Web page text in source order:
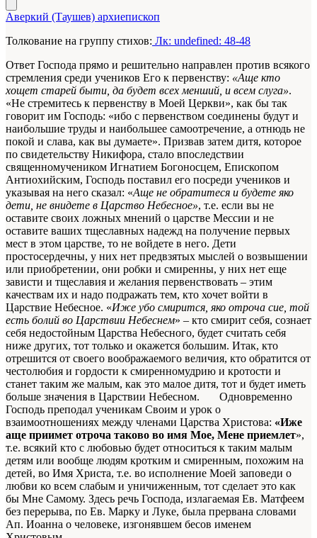
Аверкий (Таушев) архиепископ
Толкование на группу стихов: Лк: undefined: 48-48
Ответ Господа прямо и решительно направлен против всякого
стремления среди учеников Его к первенству: «Аще кто
хощет старей быти, да будет всех менший, и всем слуга».
«Не стремитесь к первенству в Моей Церкви», как бы так
говорит им Господь: «ибо с первенством соединены будут и
наибольшие труды и наибольшее самоотречение, а отнюдь не
покой и слава, как вы думаете». Призвав затем дитя, которое
по свидетельству Никифора, стало впоследствии
священномучеником Игнатием Богоносцем, Епископом
Антиохийским, Господь поставил его посреди учеников и
указывая на него сказал: «Аще не обратитеся и будете яко
дети, не внидете в Царство Небесное», т.е. если вы не
оставите своих ложных мнений о царстве Мессии и не
оставите ваших тщеславных надежд на получение первых
мест в этом царстве, то не войдете в него. Дети
простосердечны, у них нет предвзятых мыслей о возвышении
или приобретении, они робки и смиренны, у них нет еще
зависти и тщеславия и желания первенствовать – этим
качествам их и надо подражать тем, кто хочет войти в
Царствие Небесное. «Иже убо смирится, яко отроча сие, той
есть болий во Царствии Небеснем» – кто смирит себя, сознает
себя недостойным Царства Небесного, будет считать себя
ниже других, тот только и окажется большим. Итак, кто
отрешится от своего воображаемого величия, кто обратится от
честолюбия и гордости к смиренномудрию и кротости и
станет таким же малым, как это малое дитя, тот и будет иметь
больше значения в Царствии Небесном. Одновременно
Господь преподал ученикам Своим и урок о
взаимоотношениях между членами Царства Христова: «Иже
аще приимет отроча таково во имя Мое, Мене приемлет»,
т.е. всякий кто с любовью будет относиться к таким малым
детям или вообще людям кротким и смиренным, похожим на
детей, во Имя Христа, т.е. во исполнение Моей заповеди о
любви ко всем слабым и уничиженным, тот сделает это как
бы Мне Самому. Здесь речь Господа, излагаемая Ев. Матфеем
без перерыва, по Ев. Марку и Луке, была прервана словами
Ап. Иоанна о человеке, изгонявшем бесов именем